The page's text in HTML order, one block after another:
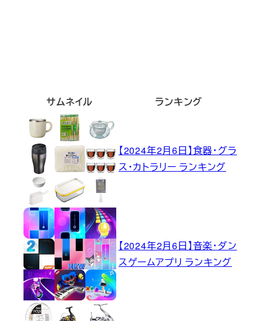
サムネイル ランキング
【2024年2月6日】食器・グラ
ス・カトラリー ランキング
【2024年2月6日】音楽・ダン
スゲームアプリ ランキング